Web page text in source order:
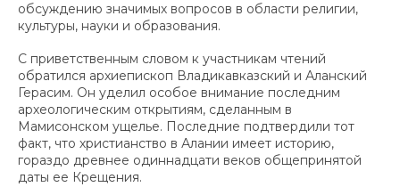
обсуждению значимых вопросов в области религии,
культуры, науки и образования.
С приветственным словом к участникам чтений
обратился архиепископ Владикавказский и Аланский
Герасим. Он уделил особое внимание последним
археологическим открытиям, сделанным в
Мамисонском ущелье. Последние подтвердили тот
факт, что христианство в Алании имеет историю,
гораздо древнее одиннадцати веков общепринятой
даты ее Крещения.